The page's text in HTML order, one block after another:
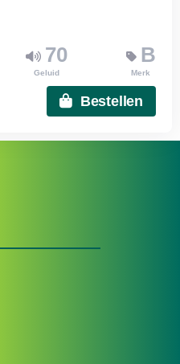
70
Geluid
B
Merk
Bestellen